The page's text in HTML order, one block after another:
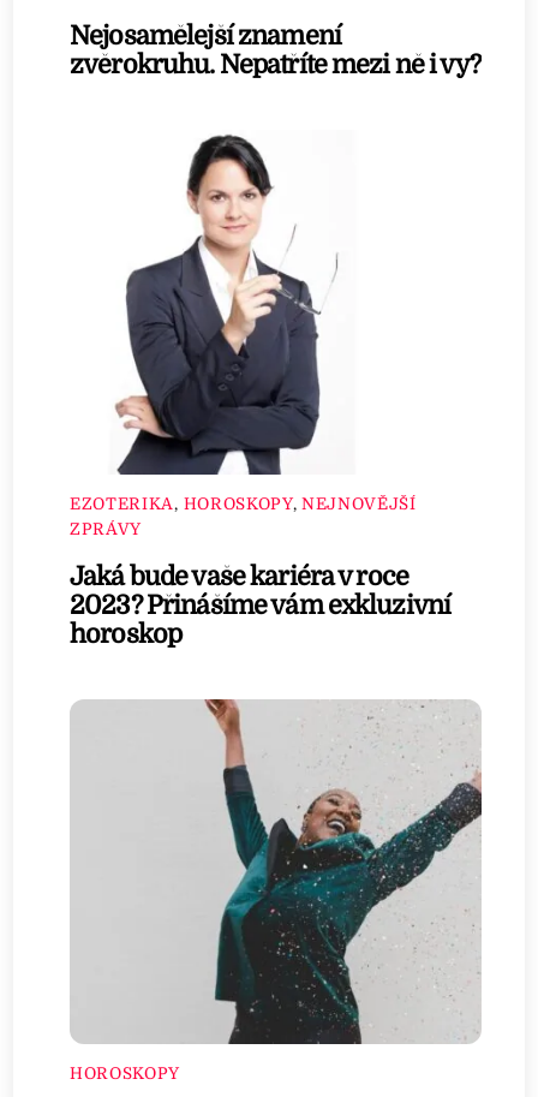
Nejosamělejší znamení
zvěrokruhu. Nepatříte mezi ně i vy?
EZOTERIKA, HOROSKOPY, NEJNOVĚJŠÍ
ZPRÁVY
Jaká bude vaše kariéra v roce
2023? Přinášíme vám exkluzivní
horoskop
HOROSKOPY